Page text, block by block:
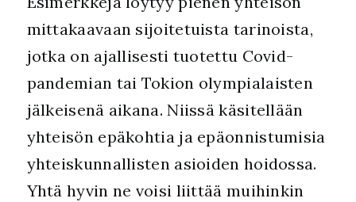
mittakaavaan sijoitetuista tarinoista,
jotka on ajallisesti tuotettu Covid-
pandemian tai Tokion olympialaisten
jälkeisenä aikana. Niissä käsitellään
yhteisön epäkohtia ja epäonnistumisia
yhteiskunnallisten asioiden hoidossa.
Yhtä hyvin ne voisi liittää muihinkin